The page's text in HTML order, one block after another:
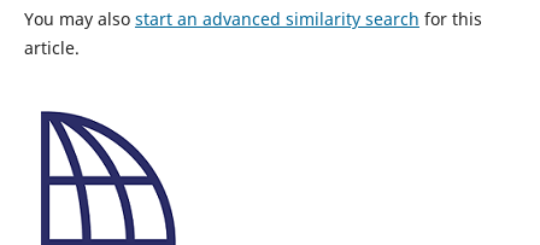
You may also start an advanced similarity search for this
article.